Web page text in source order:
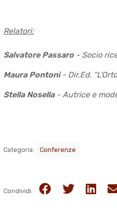
Relatori:
Salvatore Passaro- Socio
Maura Pontoni - Dir.Ed.
Stella Nosella - Autrice e
Categoria: Conferenze
Condividi: